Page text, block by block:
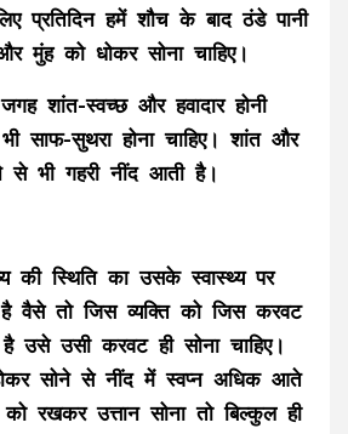
प्रतिदिन हमें शौच के बाद ठंडे पानी
मुंह को धोकर सोना चाहिए।
शांत-स्वच्छ और हवादार होनी
भी साफ-सुथरा होना चाहिए। शांत और
से भी गहरी नींद आती है।
की स्थिति का उसके स्वास्थ्य पर
है वैसे तो जिस व्यक्ति को जिस करवट
उसे उसी करवट ही सोना चाहिए।
होकर सोने से नींद में स्वप्न अधिक आते
रखकर उत्तान सोना तो बिल्कुल ही